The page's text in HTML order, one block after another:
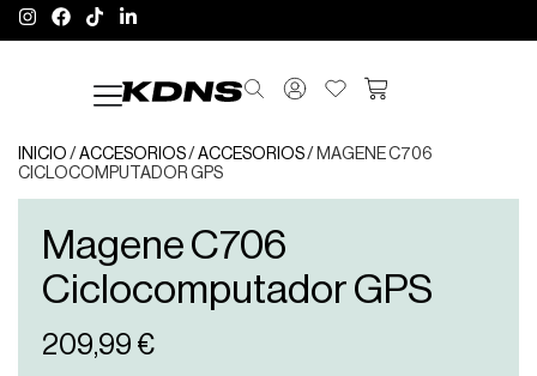
INICIO/ACCESORIOS/ACCESORIOS/ MAGENE C706
CICLOCOMPUTADOR GPS
Magene C706
Ciclocomputador GPS
209,99 €